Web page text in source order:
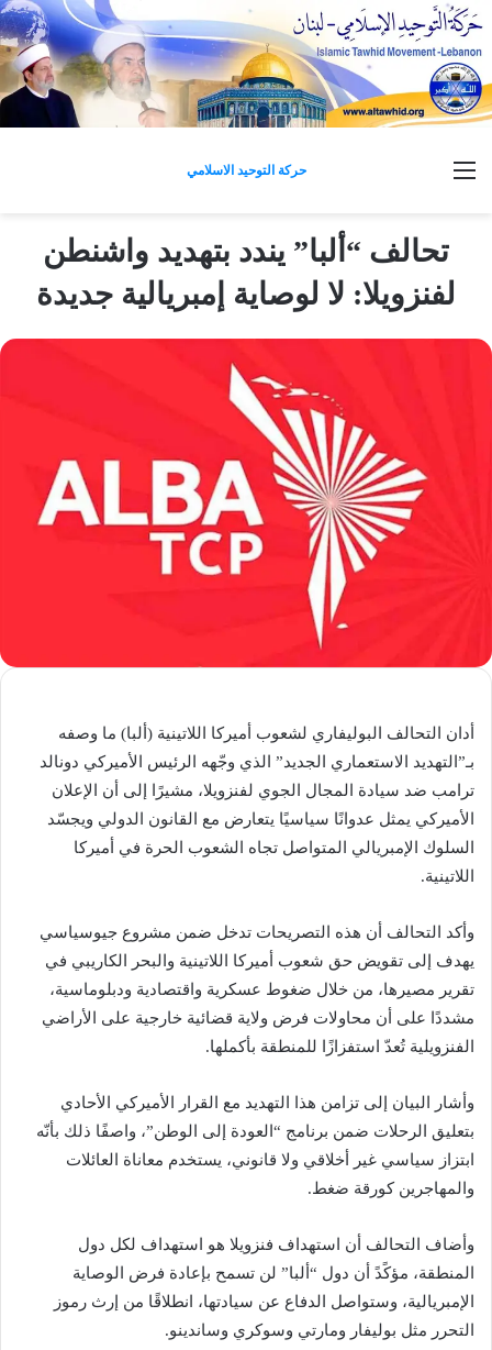
حركة التوحيد الاسلامي القائمة
تحالف “ألبا” يندد بتهديد واشنطن
لفنزويلا: لا لوصاية إمبريالية جديدة
أدان التحالف البوليفاري لشعوب أميركا اللاتينية (ألبا) ما وصفه
بـ”التهديد الاستعماري الجديد” الذي وجّهه الرئيس الأميركي دونالد
ترامب ضد سيادة المجال الجوي لفنزويلا، مشيرًا إلى أن الإعلان
الأميركي يمثل عدوانًا سياسيًا يتعارض مع القانون الدولي ويجسّد
السلوك الإمبريالي المتواصل تجاه الشعوب الحرة في أميركا
اللاتينية.
وأكد التحالف أن هذه التصريحات تدخل ضمن مشروع جيوسياسي
يهدف إلى تقويض حق شعوب أميركا اللاتينية والبحر الكاريبي في
تقرير مصيرها، من خلال ضغوط عسكرية واقتصادية ودبلوماسية،
مشددًا على أن محاولات فرض ولاية قضائية خارجية على الأراضي
الفنزويلية تُعدّ استفزازًا للمنطقة بأكملها.
وأشار البيان إلى تزامن هذا التهديد مع القرار الأميركي الأحادي
بتعليق الرحلات ضمن برنامج “العودة إلى الوطن”، واصفًا ذلك بأنّه
ابتزاز سياسي غير أخلاقي ولا قانوني، يستخدم معاناة العائلات
والمهاجرين كورقة ضغط.
وأضاف التحالف أن استهداف فنزويلا هو استهداف لكل دول
المنطقة، مؤكًدً أن دول “ألبا” لن تسمح بإعادة فرض الوصاية
الإمبريالية، وستواصل الدفاع عن سيادتها، انطلاقًا من إرث رموز
التحرر مثل بوليفار ومارتي وسوكري وساندينو.